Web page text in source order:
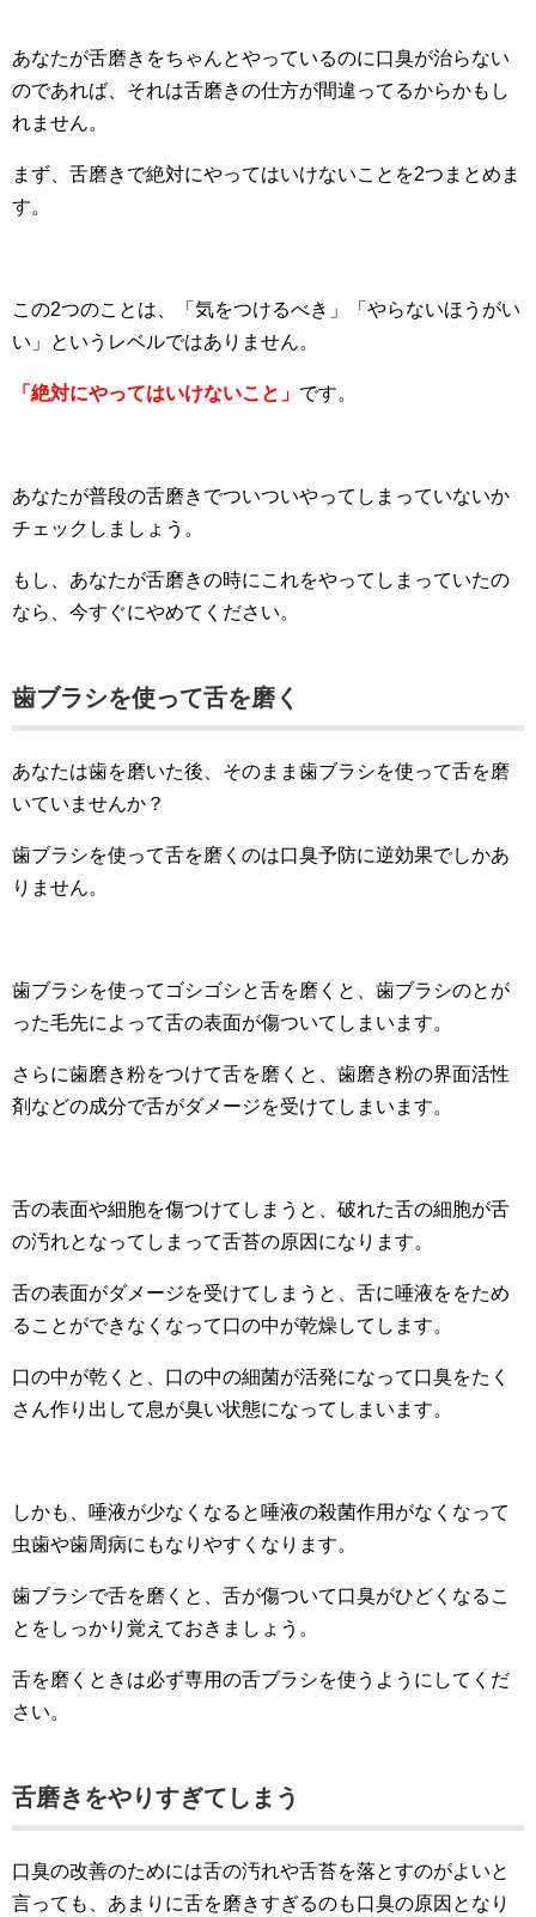
あなたが舌磨きをちゃんとやっているのに口臭が治らない
のであれば、それは舌磨きの仕方が間違ってるからかもし
れません。
まず、舌磨きで絶対にやってはいけないことを2つまとめま
す。
この2つのことは、「気をつけるべき」「やらないほうがい
い」というレベルではありません。
「絶対にやってはいけないこと」 です。
あなたが普段の舌磨きでついついやってしまっていないか
チェックしましょう。
もし、あなたが舌磨きの時にこれをやってしまっていたの
なら、今すぐにやめてください。
歯ブラシを使って舌を磨く
あなたは歯を磨いた後、そのまま歯ブラシを使って舌を磨
いていませんか？
歯ブラシを使って舌を磨くのは口臭予防に逆効果でしかあ
りません。
歯ブラシを使ってゴシゴシと舌を磨くと、歯ブラシのとが
った毛先によって舌の表面が傷ついてしまいます。
さらに歯磨き粉をつけて舌を磨くと、歯磨き粉の界面活性
剤などの成分で舌がダメージを受けてしまいます。
舌の表面や細胞を傷つけてしまうと、破れた舌の細胞が舌
の汚れとなってしまって舌苔の原因になります。
舌の表面がダメージを受けてしまうと、舌に唾液ををため
ることができなくなって口の中が乾燥してします。
口の中が乾くと、口の中の細菌が活発になって口臭をたく
さん作り出して息が臭い状態になってしまいます。
しかも、唾液が少なくなると唾液の殺菌作用がなくなって
虫歯や歯周病にもなりやすくなります。
歯ブラシで舌を磨くと、舌が傷ついて口臭がひどくなるこ
とをしっかり覚えておきましょう。
舌を磨くときは必ず専用の舌ブラシを使うようにしてくだ
さい。
舌磨きをやりすぎてしまう
口臭の改善のためには舌の汚れや舌苔を落とすのがよいと
言っても、あまりに舌を磨きすぎるのも口臭の原因となり